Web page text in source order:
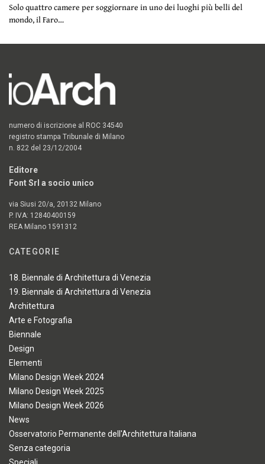
Solo quattro camere per soggiornare in uno dei luoghi più belli del
mondo, il Faro…
numero di iscrizione al ROC 34540
registro stampa Tribunale di Milano
n. 822 del 23/12/2004
Editore
Font Srl a socio unico
via Siusi 20/a, 20132 Milano
P. IVA: 12840400159
REA Milano 1591312
CATEGORIE
18. Biennale di Architettura di Venezia
19. Biennale di Architettura di Venezia
Architettura
Arte e Fotografia
Biennale
Design
Elementi
Milano Design Week 2024
Milano Design Week 2025
Milano Design Week 2026
News
Osservatorio Permanente dell'Architettura Italiana
Senza categoria